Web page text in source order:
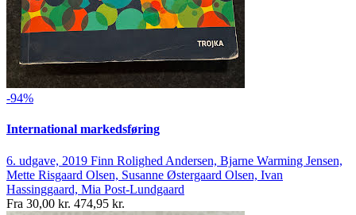
-94%
International markedsføring
6. udgave, 2019 Finn Rolighed Andersen, Bjarne Warming Jensen,
Mette Risgaard Olsen, Susanne Østergaard Olsen, Ivan
Hassinggaard, Mia Post-Lundgaard
Fra 30,00 kr. 474,95 kr.